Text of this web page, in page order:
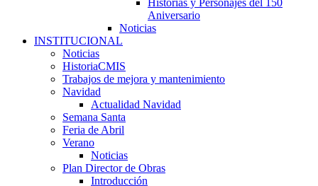
Historias y Personajes del 150
Aniversario
Noticias
INSTITUCIONAL
Noticias
HistoriaCMIS
Trabajos de mejora y mantenimiento
Navidad
Actualidad Navidad
Semana Santa
Feria de Abril
Verano
Noticias
Plan Director de Obras
Introducción